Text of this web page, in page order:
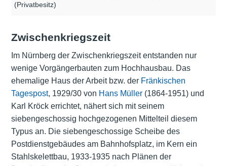
(Privatbesitz)
Zwischenkriegszeit
Im Nürnberg der Zwischenkriegszeit entstanden nur
wenige Vorgängerbauten zum Hochhausbau. Das
ehemalige Haus der Arbeit bzw. der Fränkischen
Tagespost, 1929/30 von Hans Müller(1864-1951) und
Karl Kröck errichtet, nähert sich mit seinem
siebengeschossig hochgezogenen Mittelteil diesem
Typus an. Die siebengeschossige Scheibe des
Postdienstgebäudes am Bahnhofsplatz, im Kern ein
Stahlskelettbau, 1933-1935 nach Plänen der